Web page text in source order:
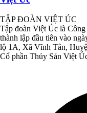
TẬP ĐOÀN VIỆT ÚC
Tập đoàn Việt Úc là
thành lập đầu tiên vào
lộ 1A, Xã Vĩnh Tân,
Cổ phần Thủy Sản Việt